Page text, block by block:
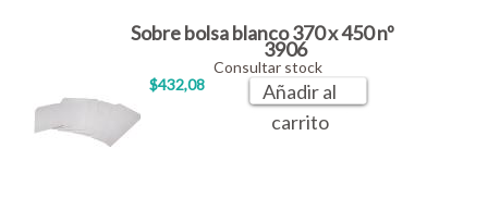
Sobre bolsa blanco 370 x 450 nº
3906
$432,08
Consultar stock
Añadir al
carrito